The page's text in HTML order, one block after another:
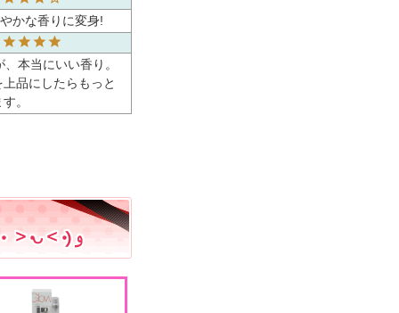
かな香りに変身!
本当にいい香り。
品にしたらもっと
。